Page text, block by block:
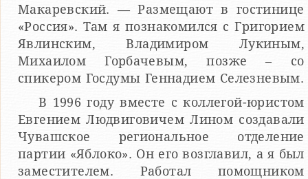
Макаревский. — Размещают в гостинице
«Россия». Там я познакомился с Григорием
Явлинским, Владимиром Лукиным,
Михаилом Горбачевым, позже – со
спикером Госдумы Геннадием Селезневым.
В 1996 году вместе с коллегой-юристом
Евгением Людвиговичем Лином создавали
Чувашское региональное отделение
партии «Яблоко». Он его возглавил, а я был
заместителем. Работал помощником